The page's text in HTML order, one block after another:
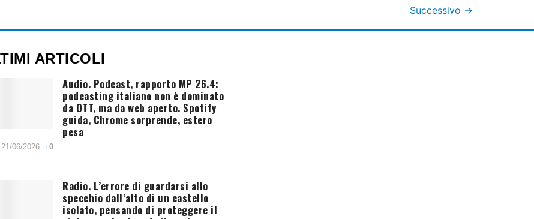
Successivo →
ARTICOLI
Audio. Podcast, rapporto MP 26.4:
podcasting italiano non è dominato
da OTT, ma da web aperto. Spotify
guida, Chrome sorprende, estero
pesa
21/06/2026 0
Radio. L’errore di guardarsi allo
specchio dall’alto di un castello
isolato, pensando di proteggere il